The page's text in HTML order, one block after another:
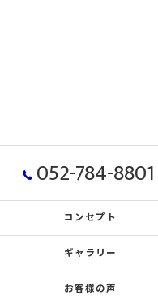
052-784-8801
コンセプト
ギャラリー
お客様の声